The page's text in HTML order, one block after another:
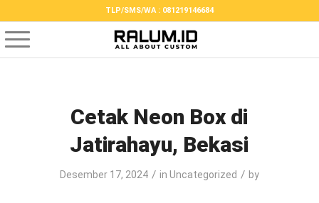
TLP/SMS/WA : 081219146684
Cetak Neon Box di
Jatirahayu, Bekasi
Desember 17, 2024 / in Uncategorized / by